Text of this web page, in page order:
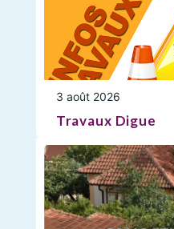
3 août 2026
Travaux Digue